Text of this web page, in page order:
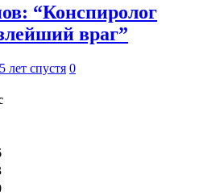
“Конспиролог
враг”
5 лет спустя 0